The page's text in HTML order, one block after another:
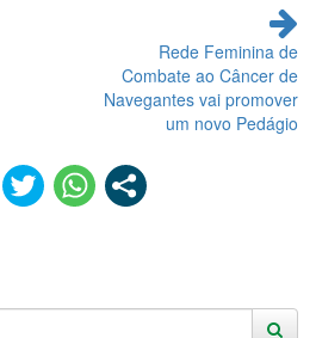
Rede Feminina de
Combate ao Câncer de
Navegantes vai promover
um novo Pedágio